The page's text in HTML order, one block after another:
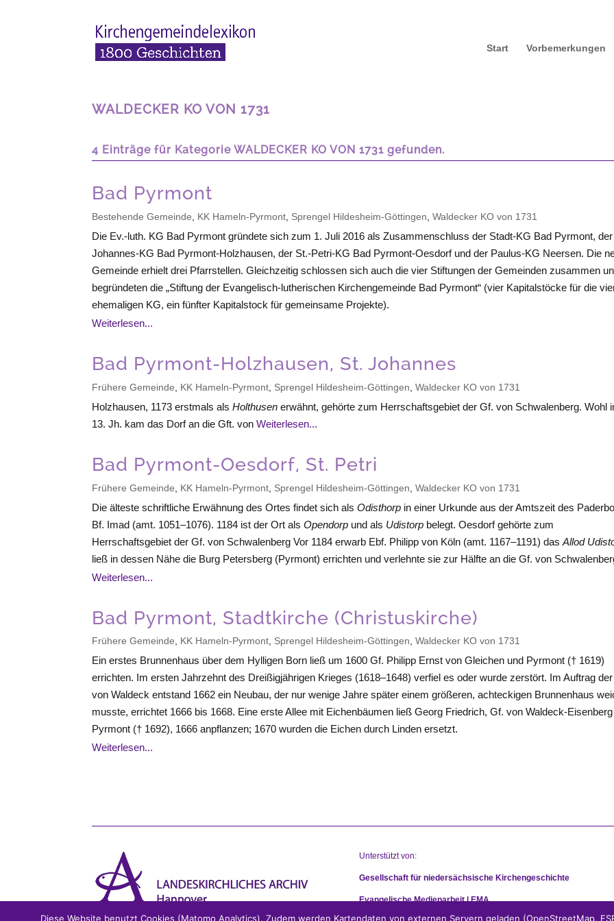
Start Vorbemerkungen
WALDECKER KO VON 1731
4 Einträge für Kategorie WALDECKER KO VON 1731 gefunden.
Bad Pyrmont
Bestehende Gemeinde KK Hameln-Pyrmont Sprengel Hildesheim-Göttingen ,Waldecker KO von 1731
Die Ev.-luth. KG Bad Pyrmont gründete sich zum 1. Juli 2016 als Zusammenschluss der Stadt-KG Bad Pyrmont,
Johannes-KG Bad Pyrmont-Holzhausen, der St.-Petri-KG Bad Pyrmont-Oesdorf und der Paulus-KG Neersen. Die
Gemeinde erhielt drei Pfarrstellen. Gleichzeitig schlossen sich auch die vier Stiftungen der Gemeinden zusammen
begründeten die „Stiftung der Evangelisch-lutherischen Kirchengemeinde Bad Pyrmont“ (vier Kapitalstöcke für die
ehemaligen KG, ein fünfter Kapitalstock für gemeinsame Projekte).
Weiterlesen...
Bad Pyrmont-Holzhausen, St. Johannes
Frühere Gemeinde KK Hameln-Pyrmont Sprengel Hildesheim-Göttingen ,Waldecker KO von 1731
Holzhausen, 1173 erstmals alsHolthusen erwähnt, gehörte zum Herrschaftsgebiet der Gf. von Schwalenberg. Wohl
13. Jh. kam das Dorf an die Gft. vonWeiterlesen...
Bad Pyrmont-Oesdorf, St. Petri
Frühere Gemeinde KK Hameln-Pyrmont Sprengel Hildesheim-Göttingen ,Waldecker KO von 1731
Die älteste schriftliche Erwähnung des Ortes findet sich alsOdisthorp in einer Urkunde aus der Amtszeit des
Bf. Imad (amt. 1051–1076). 1184 ist der Ort alsOpendorp und als Udistorp belegt. Oesdorf gehörte zum
Herrschaftsgebiet der Gf. von Schwalenberg Vor 1184 erwarb Ebf. Philipp von Köln (amt. 1167–1191) dasAllod
ließ in dessen Nähe die Burg Petersberg (Pyrmont) errichten und verlehnte sie zur Hälfte an die Gf. von
Weiterlesen...
Bad Pyrmont, Stadtkirche (Christuskirche)
Frühere Gemeinde, KK Hameln-Pyrmont, Sprengel Hildesheim-Göttingen,Waldecker KO von 1731
Ein erstes Brunnenhaus über dem Hylligen Born ließ um 1600 Gf. Philipp Ernst von Gleichen und Pyrmont († 1619)
errichten. Im ersten Jahrzehnt des Dreißigjährigen Krieges (1618–1648) verfiel es oder wurde zerstört. Im Auftrag
von Waldeck entstand 1662 ein Neubau, der nur wenige Jahre später einem größeren, achteckigen Brunnenhaus
musste, errichtet 1666 bis 1668. Eine erste Allee mit Eichenbäumen ließ Georg Friedrich, Gf. von Waldeck-
Pyrmont († 1692), 1666 anpflanzen; 1670 wurden die Eichen durch Linden ersetzt.
Weiterlesen...
Unterstützt von:
Gesellschaft für niedersächsische Kirchengeschichte
Evangelische Medienarbeit | EMA
Diese Website benutzt Cookies (Matomo Analytics). Zudem werden Kartendaten von externen Servern geladen (OpenStreetMap,